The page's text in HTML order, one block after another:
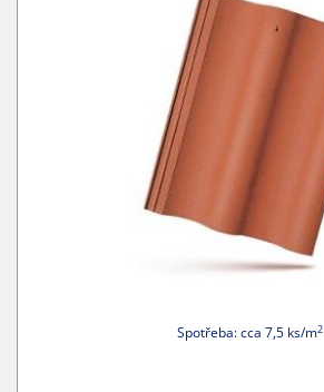
Spotřeba: cca 7,5 ks/m2